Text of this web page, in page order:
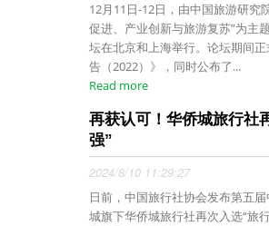
12月11日-12日，由中国旅游研究
促进、产业创新与旅游复苏”为主
坛在北京和上海举行。论坛期间
告（2022）》，同时公布了...
Read more
再获认可！华侨城旅行社
强”
2024/8/10 11:29:27
日前，中国旅行社协会发布第五
城旗下华侨城旅行社再次入选“旅